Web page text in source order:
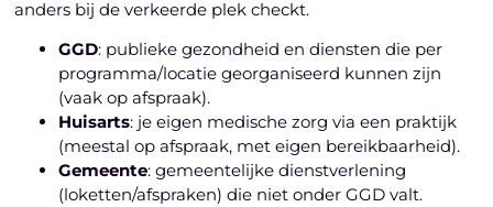
anders bij de verkeerde plek checkt.
GGD: publieke gezondheid en diensten die per
programma/locatie georganiseerd kunnen zijn
(vaak op afspraak).
Huisarts: je eigen medische zorg via een praktijk
(meestal op afspraak, met eigen bereikbaarheid).
Gemeente: gemeentelijke dienstverlening
(loketten/afspraken) die niet onder GGD valt.